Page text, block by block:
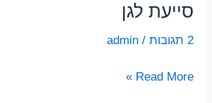
סייעת לגן
2 תגובות /
admin
סייעת
Read More »